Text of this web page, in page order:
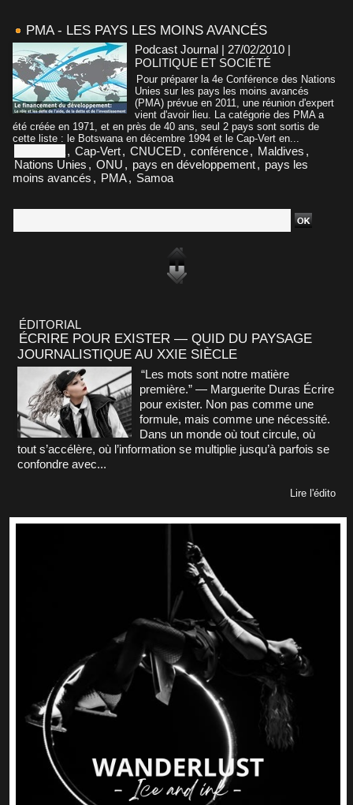
PMA - LES PAYS LES MOINS AVANCÉS
Podcast Journal | 27/02/2010 |
POLITIQUE ET SOCIÉTÉ
Pour préparer la 4e Conférence des Nations
Unies sur les pays les moins avancés
(PMA) prévue en 2011, une réunion d'expert
vient d'avoir lieu. La catégorie des PMA a
été créée en 1971, et en près de 40 ans, seul 2 pays sont sortis de
cette liste : le Botswana en décembre 1994 et le Cap-Vert en...
, Cap-Vert, CNUCED , conférence, Maldives ,
Nations Unies , ONU , pays en développement, pays les
moins avancés , PMA, Samoa
ÉDITORIAL
ÉCRIRE POUR EXISTER — QUID DU PAYSAGE
JOURNALISTIQUE AU XXIE SIÈCLE
“Les mots sont notre matière
première.” — Marguerite Duras Écrire
pour exister. Non pas comme une
formule, mais comme une nécessité.
Dans un monde où tout circule, où
tout s’accélère, où l’information se multiplie jusqu’à parfois se
confondre avec...
Lire l'édito